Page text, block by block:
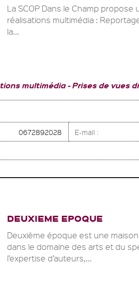
La SCOP Dans le Champ
réalisations multimédia :
la...
multimédia Prises de vues
0672892028 E-mail :
DEUXIEME EPOQUE
Deuxième époque est une
dans le domaine des arts et du
l’expertise d’auteurs,...